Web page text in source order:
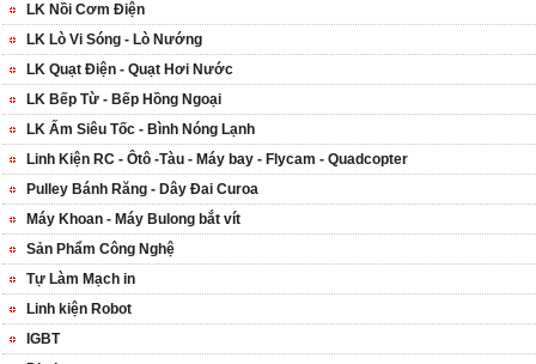
LK Nồi Cơm Điện
LK Lò Vi Sóng - Lò Nướng
LK Quạt Điện - Quạt Hơi Nước
LK Bếp Từ - Bếp Hồng Ngoại
LK Ấm Siêu Tốc - Bình Nóng Lạnh
Linh Kiện RC - Ôtô -Tàu - Máy bay - Flycam - Quadcopter
Pulley Bánh Răng - Dây Đai Curoa
Máy Khoan - Máy Bulong bắt vít
Sản Phẩm Công Nghệ
Tự Làm Mạch in
Linh kiện Robot
IGBT